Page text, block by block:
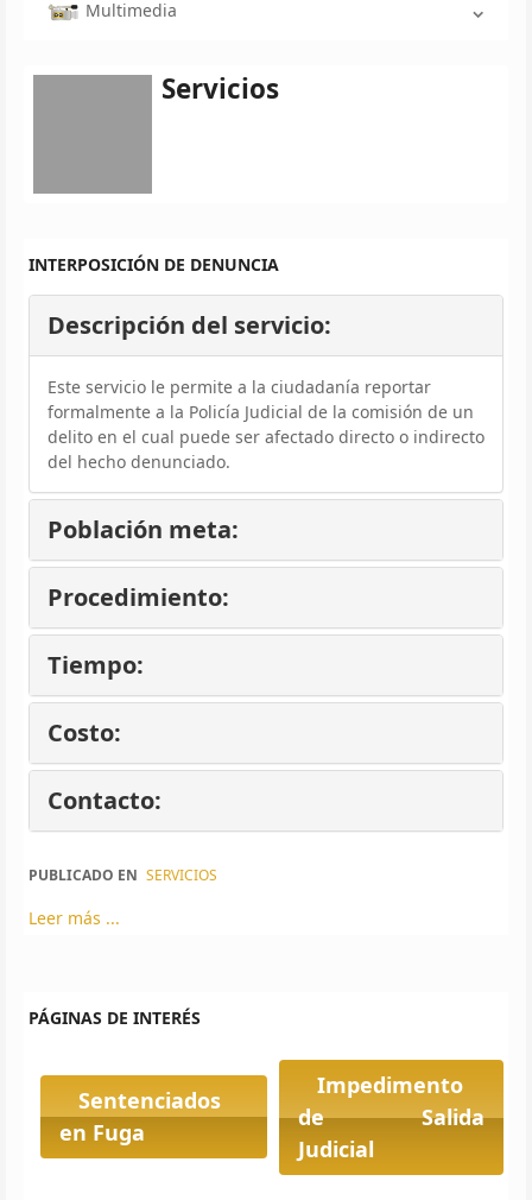
Multimedia
Servicios
INTERPOSICIÓN DE DENUNCIA
Descripción del servicio:
Este servicio le permite a la ciudadanía reportar
formalmente a la Policía Judicial de la comisión de un
delito en el cual puede ser afectado directo o indirecto
del hecho denunciado.
Población meta:
Procedimiento:
Tiempo:
Costo:
Contacto:
PUBLICADO EN SERVICIOS
Leer más ...
PÁGINAS DE INTERÉS
Sentenciados
en Fuga
Impedimento
de Salida
Judicial